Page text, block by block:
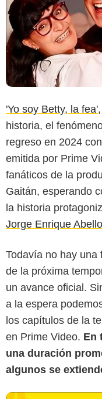
'Yo soy Betty, la fea',
historia, el
regreso en 2024
emitida por Prime
fanáticos de la
Gaitán, esperando
la historia
Jorge Enrique Abello
Todavía no hay una
de la próxima
un avance oficial.
a la espera
los capítulos de la
en Prime Video. En
una duración
algunos se